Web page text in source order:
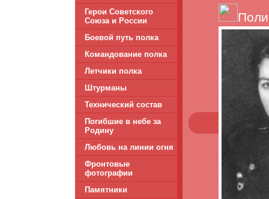
Герои Советского
Союза и России
Боевой путь полка
Командование полка
Летчики полка
Штурманы
Технический состав
Погибшие в небе за
Родину
Любовь на линии огня
Фронтовые
фотографии
Памятники